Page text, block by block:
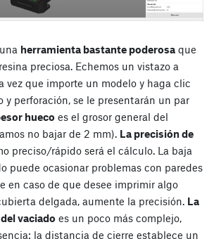
herramienta bastante poderosa que
preciosa. Echemos un vistazo a
vez que importe un modelo y haga clic
y perforación, se le presentarán un par
hueco es el grosor general del
no bajar de 2 mm). La precisión de
preciso/rápido será el cálculo. La baja
puede ocasionar problemas con paredes
en caso de que desee imprimir algo
delgada, aumente la precisión. La
vaciado es un poco más complejo,
la distancia de cierre establece un